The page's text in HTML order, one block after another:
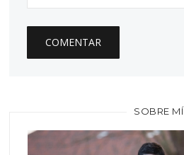
SOBRE MÍ